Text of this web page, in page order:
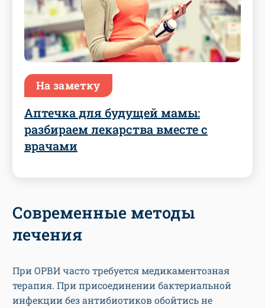
На заметку
Аптечка для будущей мамы:
разбираем лекарства вместе с
врачами
Современные методы
лечения
При ОРВИ часто требуется медикаментозная
терапия. При присоединении бактериальной
инфекции без антибиотиков обойтись не